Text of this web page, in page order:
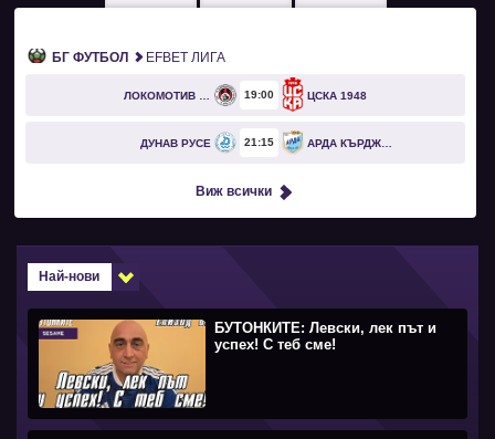
БГ ФУТБОЛ EFBET ЛИГА
19 00 ЦСКА 1948
ДУНАВ РУСЕ 21 15 АРДА КЪРДЖАЛИ
Виж всички
Най-нови
БУТОНКИТЕ: Левски, лек път и
успех! С теб сме!